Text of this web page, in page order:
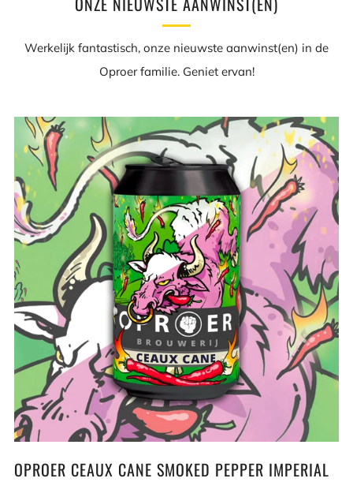
Werkelijk fantastisch, onze nieuwste aanwinst(en) in de
Oproer familie. Geniet ervan!
OPROER CEAUX CANE SMOKED PEPPER IMPERIAL